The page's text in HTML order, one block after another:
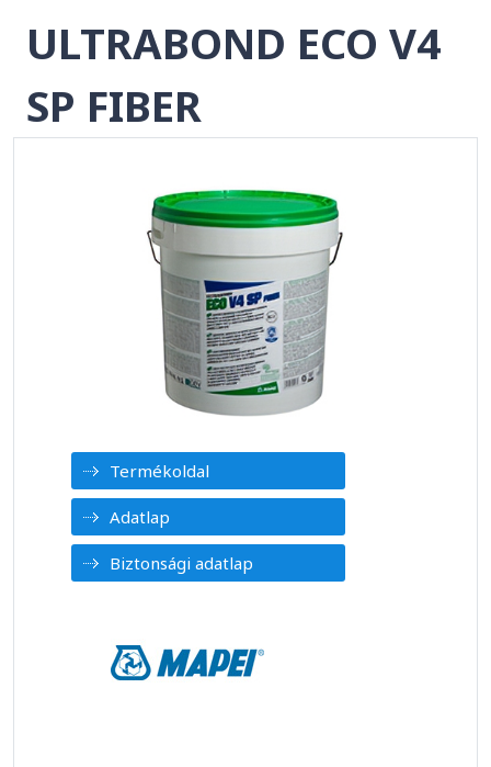
ULTRABOND ECO V4
SP FIBER
Termékoldal
Adatlap
Biztonsági adatlap